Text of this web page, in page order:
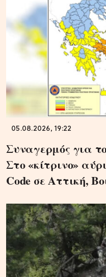
05.08.2026, 19:22
Συναγερμός για
Στο «κίτρινο»
Code σε Αττική,